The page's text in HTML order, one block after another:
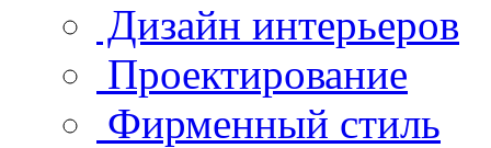
Дизайн интерьеров
Проектирование
Фирменный стиль